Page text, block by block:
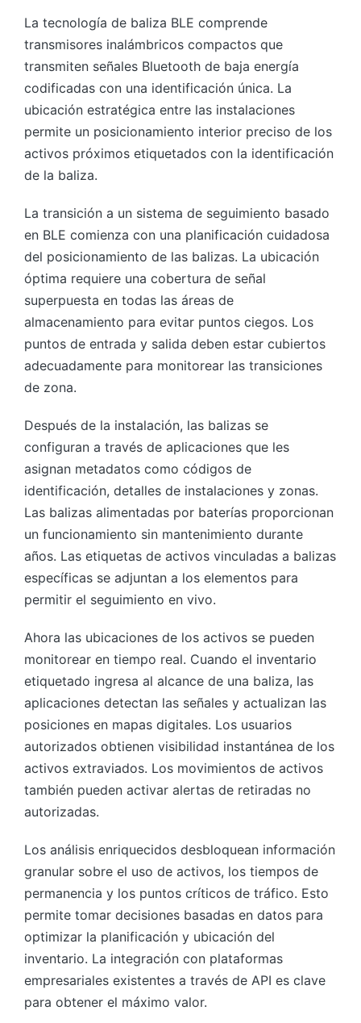
La tecnología de baliza BLE comprende
transmisores inalámbricos compactos que
transmiten señales Bluetooth de baja energía
codificadas con una identificación única. La
ubicación estratégica entre las instalaciones
permite un posicionamiento interior preciso de los
activos próximos etiquetados con la identificación
de la baliza.
La transición a un sistema de seguimiento basado
en BLE comienza con una planificación cuidadosa
del posicionamiento de las balizas. La ubicación
óptima requiere una cobertura de señal
superpuesta en todas las áreas de
almacenamiento para evitar puntos ciegos. Los
puntos de entrada y salida deben estar cubiertos
adecuadamente para monitorear las transiciones
de zona.
Después de la instalación, las balizas se
configuran a través de aplicaciones que les
asignan metadatos como códigos de
identificación, detalles de instalaciones y zonas.
Las balizas alimentadas por baterías proporcionan
un funcionamiento sin mantenimiento durante
años. Las etiquetas de activos vinculadas a balizas
específicas se adjuntan a los elementos para
permitir el seguimiento en vivo.
Ahora las ubicaciones de los activos se pueden
monitorear en tiempo real. Cuando el inventario
etiquetado ingresa al alcance de una baliza, las
aplicaciones detectan las señales y actualizan las
posiciones en mapas digitales. Los usuarios
autorizados obtienen visibilidad instantánea de los
activos extraviados. Los movimientos de activos
también pueden activar alertas de retiradas no
autorizadas.
Los análisis enriquecidos desbloquean información
granular sobre el uso de activos, los tiempos de
permanencia y los puntos críticos de tráfico. Esto
permite tomar decisiones basadas en datos para
optimizar la planificación y ubicación del
inventario. La integración con plataformas
empresariales existentes a través de API es clave
para obtener el máximo valor.